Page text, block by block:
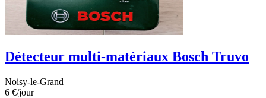
Détecteur multi-matériaux Bosch Truvo
Noisy-le-Grand
6 €/jour